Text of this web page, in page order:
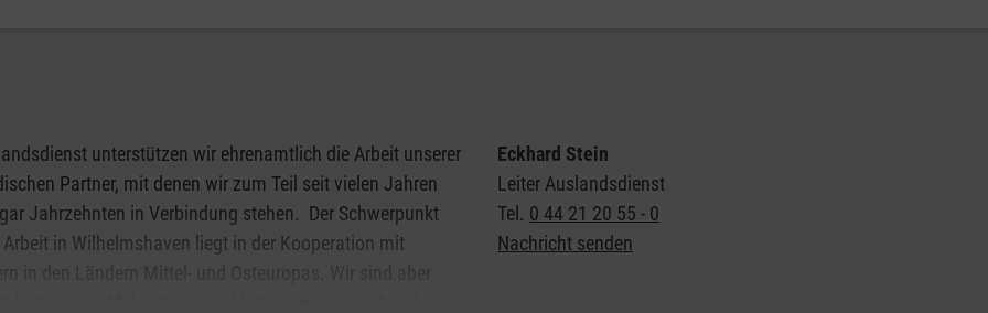
die Pflegekasse.
Umgebung statt. Der erste Termin erfolgt immer
zweite Termin auch per Video durchgeführt werden.
unterstützen wir ehrenamtlich die Arbeit unserer
Partner, mit denen wir zum Teil seit vielen Jahren
Jahrzehnten in Verbindung stehen. Der Schwerpunkt
Arbeit in Wilhelmshaven liegt in der Kooperation mit
Eckhard Stein
Leiter Auslandsdienst
Tel. 0 44 21 20 55 - 0
Nachricht senden